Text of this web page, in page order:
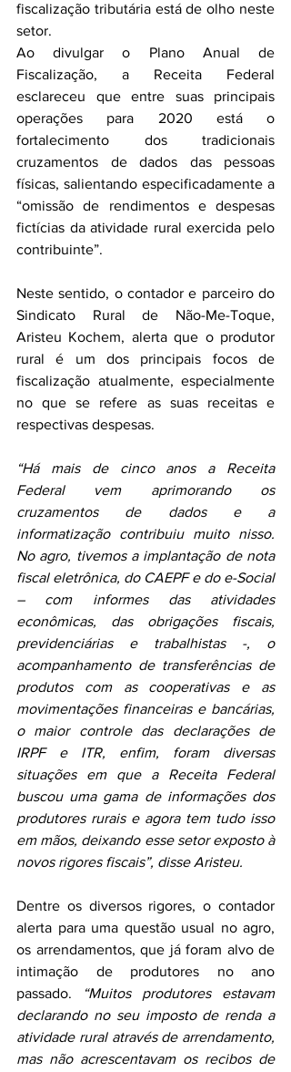
fiscalização tributária está de olho neste
setor.
Ao divulgar o Plano Anual de
Fiscalização, a Receita Federal
esclareceu que entre suas principais
operações para 2020 está o
fortalecimento dos tradicionais
cruzamentos de dados das pessoas
físicas, salientando especificadamente a
“omissão de rendimentos e despesas
fictícias da atividade rural exercida pelo
contribuinte”.
Neste sentido, o contador e parceiro do
Sindicato Rural de Não-Me-Toque,
Aristeu Kochem, alerta que o produtor
rural é um dos principais focos de
fiscalização atualmente, especialmente
no que se refere as suas receitas e
respectivas despesas.
“Há mais de cinco anos a Receita
Federal vem aprimorando os
cruzamentos de dados e a
informatização contribuiu muito nisso.
No agro, tivemos a implantação de nota
fiscal eletrônica, do CAEPF e do e-Social
– com informes das atividades
econômicas, das obrigações fiscais,
previdenciárias e trabalhistas -, o
acompanhamento de transferências de
produtos com as cooperativas e as
movimentações financeiras e bancárias,
o maior controle das declarações de
IRPF e ITR, enfim, foram diversas
situações em que a Receita Federal
buscou uma gama de informações dos
produtores rurais e agora tem tudo isso
em mãos, deixando esse setor exposto à
novos rigores fiscais”, disse Aristeu.
Dentre os diversos rigores, o contador
alerta para uma questão usual no agro,
os arrendamentos, que já foram alvo de
intimação de produtores no ano
passado.
“Muitos produtores estavam
declarando no seu imposto de renda a
atividade rural através de arrendamento,
mas não acrescentavam os recibos de